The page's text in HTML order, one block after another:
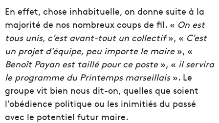
En effet, chose inhabituelle, on donne suite à la
majorité de nos nombreux coups de fil. « On est
tous unis, c’est avant-tout un collectif», « C’est
un projet d’équipe, peu importe le maire», «
Benoît Payan est taillé pour ce poste», « il servira
le programme du Printemps marseillais». Le
groupe vit bien nous dit-on, quelles que soient
l’obédience politique ou les inimitiés du passé
avec le potentiel futur maire.